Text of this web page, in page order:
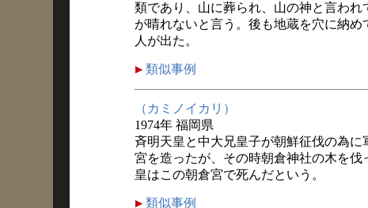
類であり、山に葬られ、山の神と言わ
が晴れないと言う。後も地蔵を穴に納
人が出た。
類似事例
（カミノイカリ）
1974年 福岡県
斉明天皇と中大兄皇子が朝鮮征伐の為
宮を造ったが、その時朝倉神社の木を
皇はこの朝倉宮で死んだという。
類似事例